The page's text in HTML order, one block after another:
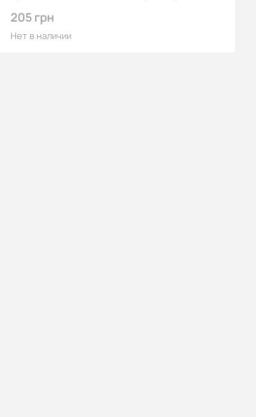
205 грн
Нет в наличии